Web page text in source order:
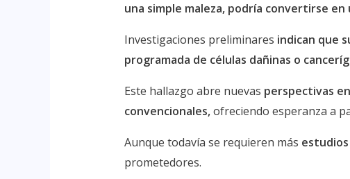
una simple maleza, podría convertirse
Investigaciones preliminares indican que
programada de células dañinas o
Este hallazgo abre nuevas perspectivas
convencionales,ofreciendo esperanza a
Aunque todavía se requieren más
prometedores.